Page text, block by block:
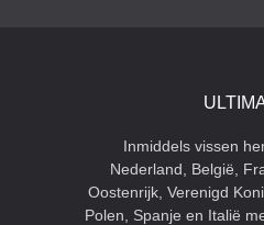
Inmiddels vissen
Nederland, België,
Oostenrijk, Verenigd
Polen, Spanje en Italië